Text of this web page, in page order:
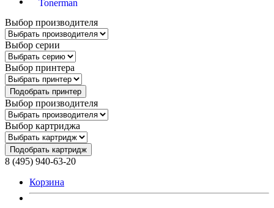
Выбор производителя
Выбор серии
Выбор принтера
Подобрать принтер
Выбор производителя
Выбор картриджа
Подобрать картридж
8 (495) 940-63-20
Корзина